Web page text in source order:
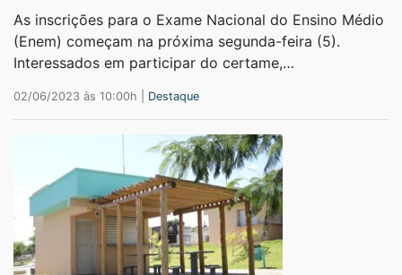
As inscrições para o Exame Nacional do Ensino Médio
(Enem) começam na próxima segunda-feira (5).
Interessados em participar do certame,…
02/06/2023 às 10:00h | Destaque